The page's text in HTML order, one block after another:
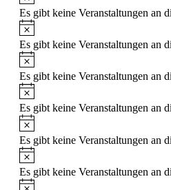
Es gibt keine Veranstaltungen an
Hinweis
Es gibt keine Veranstaltungen an
Hinweis
Es gibt keine Veranstaltungen an
Hinweis
Es gibt keine Veranstaltungen an
Hinweis
Es gibt keine Veranstaltungen an
Hinweis
Es gibt keine Veranstaltungen an
Hinweis